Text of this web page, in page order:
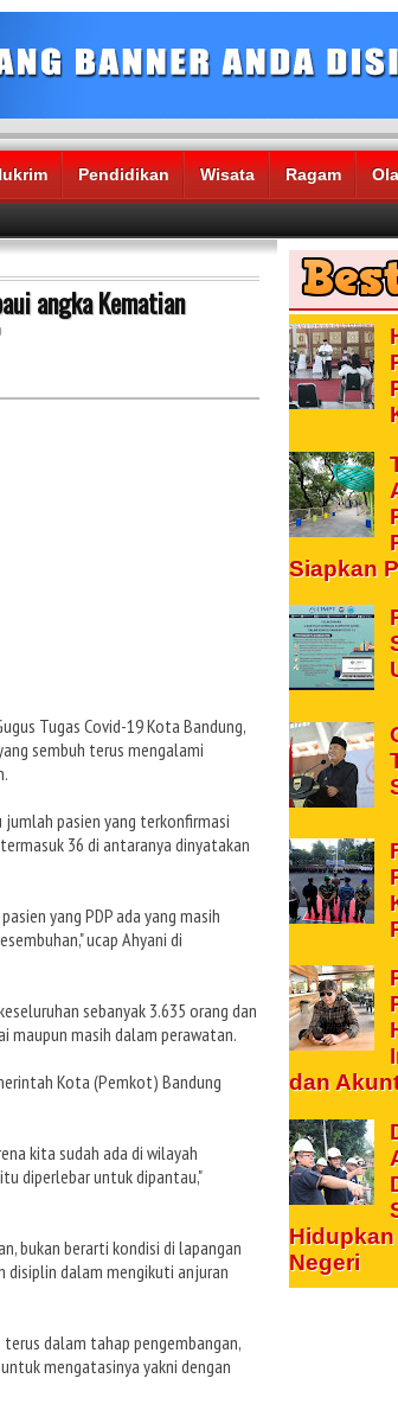
Pendidikan Wisata Ragam
angka Kematian
Tugas Covid-19 Kota Bandung,
sembuh terus mengalami
pasien yang terkonfirmasi
36 di antaranya dinyatakan
yang PDP ada yang masih
ucap Ahyani di
sebanyak 3.635 orang dan
maupun masih dalam perawatan.
Kota (Pemkot) Bandung
kita sudah ada di wilayah
diperlebar untuk dipantau,"
bukan berarti kondisi di lapangan
disiplin dalam mengikuti anjuran
dalam tahap pengembangan,
mengatasinya yakni dengan
Siapkan
dan
Negeri